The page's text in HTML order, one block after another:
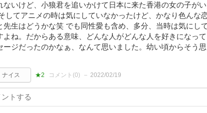
ないけど、小狼君を追いかけて日本に来た香港の女の子が
してアニメの時は気にしていなかったけど、かなり色んな
先生はどうかな笑 でも同性愛も含め、多分、当時は気にし
よね。だからある意味、どんな人がどんな人を好きになっ
ージだったのかなぁ、なんて思いました。幼い頃からそう
ナイス ★2 コメント(0) 2022/02/19